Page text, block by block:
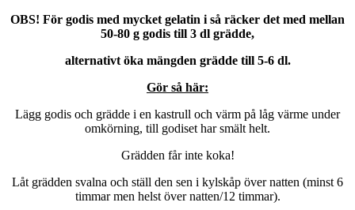
OBS! För godis med mycket gelatin i så räcker det med mellan
50-80 g godis till 3 dl grädde,
alternativt öka mängden grädde till 5-6 dl.
Gör så här:
Lägg godis och grädde i en kastrull och värm på låg värme under
omkörning, till godiset har smält helt.
Grädden får inte koka!
Låt grädden svalna och ställ den sen i kylskåp över natten (minst 6
timmar men helst över natten/12 timmar).